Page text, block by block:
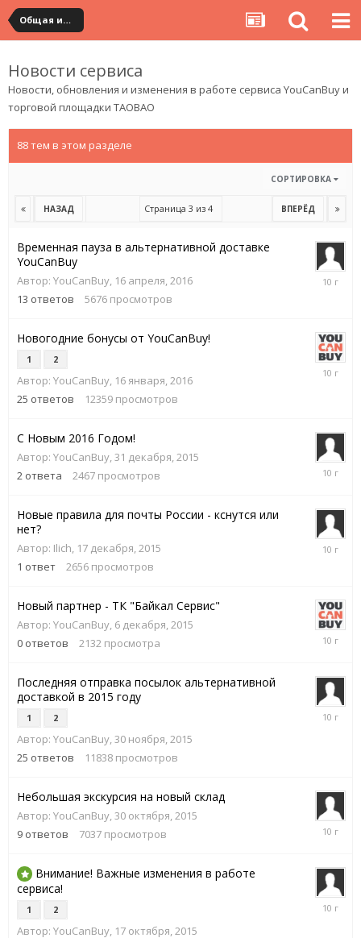
Общая информация
Новости сервиса
Новости, обновления и изменения в работе сервиса YouCanBuyи
торговой площадки TAOBAO
88 тем в этом разделе
СОРТИРОВКА
НАЗАД ВПЕРЁД
Страница 3 из 4
Временная пауза в альтернативной доставке
YouCanBuy
Автор: YouCanBuy, 16 апреля, 2016
13 ответов 5676 просмотров
Новогодние бонусы от YouCanBuy!
1 2
Автор: YouCanBuy, 16 января, 2016
25 ответов 12359 просмотров
27
С Новым 2016 Годом!
Автор: YouCanBuy,31 декабря, 2015
2 ответа 2467 просмотров
Новые правила для почты России - кснутся или
нет?
Автор: Ilich, 17 декабря, 2015
1 ответ 2656 просмотров
17
Новый партнер - ТК "Байкал Сервис"
Автор: YouCanBuy, 6 декабря, 2015
0 ответов 2132 просмотра
Последняя отправка посылок альтернативной
доставкой в 2015 году
1 2
Автор: YouCanBuy,30 ноября, 2015
25 ответов 11838 просмотров
11
Небольшая экскурсия на новый склад
Автор: YouCanBuy,30 октября, 2015
9 ответов 7037 просмотров
14
Внимание! Важные изменения в работе
сервиса!
1 2
Автор: YouCanBuy, 17 октября, 2015
30